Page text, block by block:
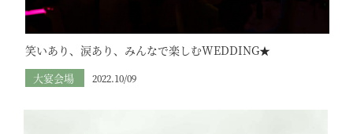
笑いあり、涙あり、みんなで楽しむWEDDING★
大宴会場 2022.10/09